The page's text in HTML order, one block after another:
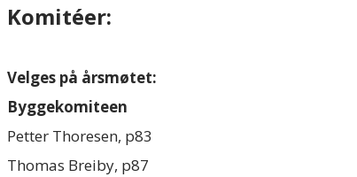
Komitéer:
Velges på årsmøtet:
Byggekomiteen
Petter Thoresen, p83
Thomas Breiby, p87